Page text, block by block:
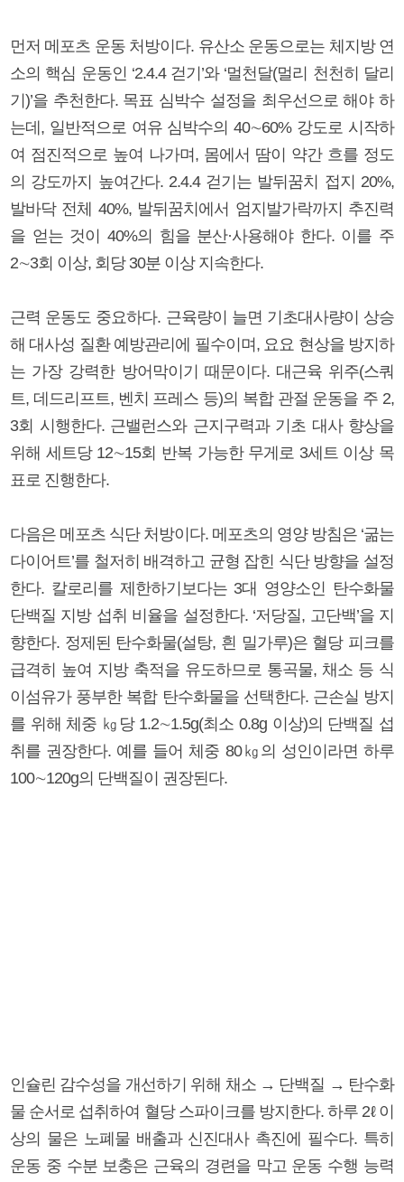
먼저 메포츠 운동 처방이다. 유산소 운동으로는 체지방 연
소의 핵심 운동인 ‘2.4.4 걷기’와 ‘멀천달(멀리 천천히 달리
기)’을 추천한다. 목표 심박수 설정을 최우선으로 해야 하
는데, 일반적으로 여유 심박수의 40∼60% 강도로 시작하
여 점진적으로 높여 나가며, 몸에서 땀이 약간 흐를 정도
의 강도까지 높여간다. 2.4.4 걷기는 발뒤꿈치 접지 20%,
발바닥 전체 40%, 발뒤꿈치에서 엄지발가락까지 추진력
을 얻는 것이 40%의 힘을 분산·사용해야 한다. 이를 주
2∼3회 이상, 회당 30분 이상 지속한다.
근력 운동도 중요하다. 근육량이 늘면 기초대사량이 상승
해 대사성 질환 예방관리에 필수이며, 요요 현상을 방지하
는 가장 강력한 방어막이기 때문이다. 대근육 위주(스쿼
트, 데드리프트, 벤치 프레스 등)의 복합 관절 운동을 주 2,
3회 시행한다. 근밸런스와 근지구력과 기초 대사 향상을
위해 세트당 12∼15회 반복 가능한 무게로 3세트 이상 목
표로 진행한다.
다음은 메포츠 식단 처방이다. 메포츠의 영양 방침은 ‘굶는
다이어트’를 철저히 배격하고 균형 잡힌 식단 방향을 설정
한다. 칼로리를 제한하기보다는 3대 영양소인 탄수화물
단백질 지방 섭취 비율을 설정한다. ‘저당질, 고단백’을 지
향한다. 정제된 탄수화물(설탕, 흰 밀가루)은 혈당 피크를
급격히 높여 지방 축적을 유도하므로 통곡물, 채소 등 식
이섬유가 풍부한 복합 탄수화물을 선택한다. 근손실 방지
를 위해 체중 ㎏당 1.2∼1.5g(최소 0.8g 이상)의 단백질 섭
취를 권장한다. 예를 들어 체중 80㎏의 성인이라면 하루
100∼120g의 단백질이 권장된다.
인슐린 감수성을 개선하기 위해 채소 → 단백질 → 탄수화
물 순서로 섭취하여 혈당 스파이크를 방지한다. 하루 2ℓ 이
상의 물은 노폐물 배출과 신진대사 촉진에 필수다. 특히
운동 중 수분 보충은 근육의 경련을 막고 운동 수행 능력